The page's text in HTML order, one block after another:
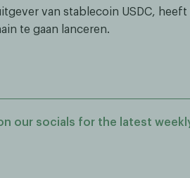
van stablecoin USDC,
te gaan lanceren.
our socials for the latest